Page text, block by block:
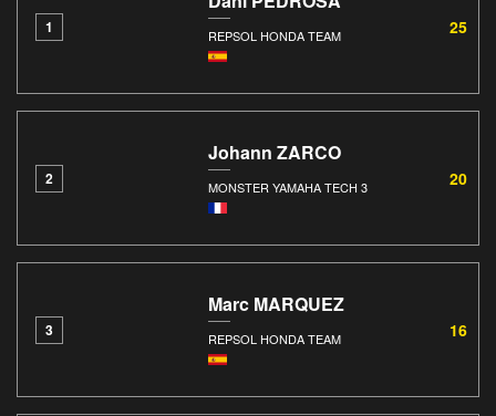
1 REPSOL HONDA TEAM 25
2
Johann ZARCO
MONSTER YAMAHA TECH 3 20
3
Marc MARQUEZ
REPSOL HONDA TEAM 16